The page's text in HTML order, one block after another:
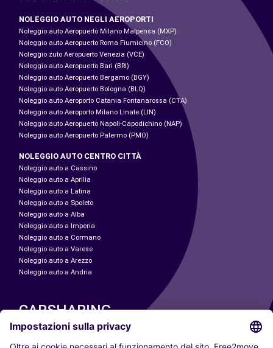
NOLEGGIO AUTO NEGLI AEROPORTI
Noleggio auto Aeropuerto Milano Malpensa (MXP)
Noleggio auto Aeropuerto Roma Fiumicino (FCO)
Noleggio zuto Aeropuerto Venezia (VCE)
Noleggio auto Aeropuerto Bari (BRI)
Noleggio auto Aeropuerto Bergamo (BGY)
Noleggio auto Aeropuerto Bologna (BLQ)
Noleggio auto Aeroporto Catania Fontanarossa (CTA)
Noleggio auto Aeroporto Milano Linate (LIN)
Noleggio auto Aeropuerto Napoli-Capodichino (NAP)
Noleggio auto Aeropuerto Palermo (PMO)
NOLEGGIO AUTO CENTRO CITTÀ
Noleggio auto a Cassino
Noleggio auto a Aprilia
Noleggio auto a Latina
Noleggio auto a Spoleto
Noleggio auto a Alba
Noleggio auto a Imperia
Noleggio auto a Cormano
Noleggio auto a Varese
Noleggio auto a Arezzo
Noleggio auto a Andria
CARSHARING
LE NOSTRE CITTÀ
Paris